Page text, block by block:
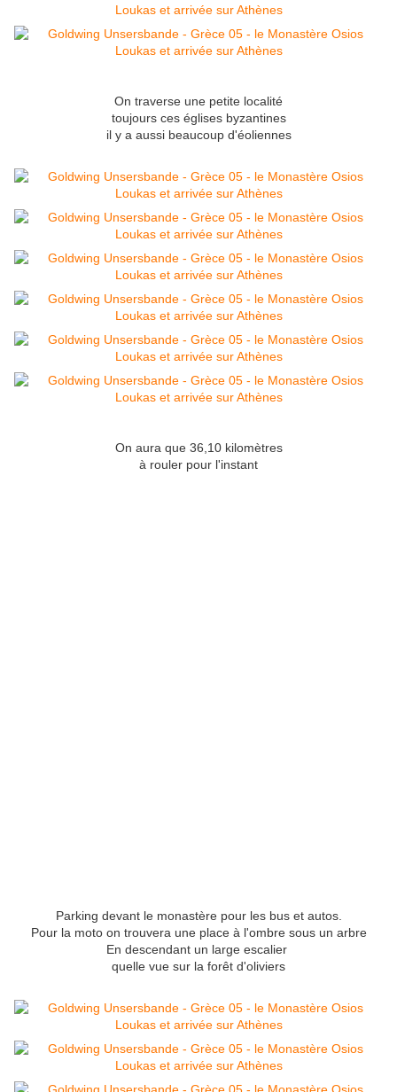
On traverse une petite localité
toujours ces églises byzantines
il y a aussi beaucoup d'éoliennes
On aura que 36,10 kilomètres
à rouler pour l'instant
Parking devant le monastère pour les bus et autos.
Pour la moto on trouvera une place à l'ombre sous un arbre
En descendant un large escalier
quelle vue sur la forêt d'oliviers